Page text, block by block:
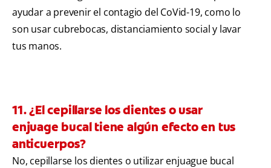
ayudar a prevenir el contagio del CoVid-19, como lo
son usar cubrebocas, distanciamiento social y lavar
tus manos.
11. ¿El cepillarse los dientes o usar
enjuage bucal tiene algún efecto en tus
anticuerpos?
No, cepillarse los dientes o utilizar enjuague bucal